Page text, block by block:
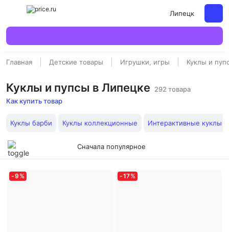
Липецк
Главная Детские товары Игрушки, игры Куклы и
Куклы и пупсы в Липецке
292 товара
Как купить товар
Куклы барби Куклы коллекционные Интерактивные куклы
Сначала популярное
-9 % -17%